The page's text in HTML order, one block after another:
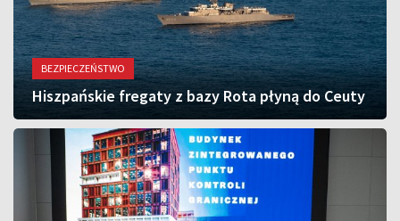
BEZPIECZEŃSTWO
Hiszpańskie fregaty z bazy Rota płyną do Ceuty